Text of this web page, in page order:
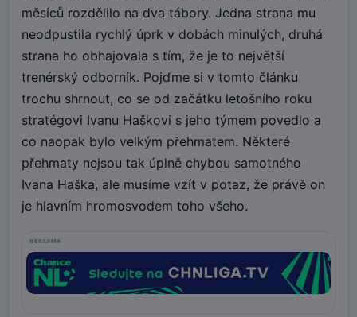
měsíců rozdělilo na dva tábory. Jedna strana mu
neodpustila rychlý úprk v dobách minulých, druhá
strana ho obhajovala s tím, že je to největší
trenérský odborník. Pojďme si v tomto článku
trochu shrnout, co se od začátku letošního roku
stratégovi Ivanu Haškovi s jeho týmem povedlo a
co naopak bylo velkým přehmatem. Některé
přehmaty nejsou tak úplně chybou samotného
Ivana Haška, ale musíme vzít v potaz, že právě on
je hlavním hromosvodem toho všeho.
REKLAMA